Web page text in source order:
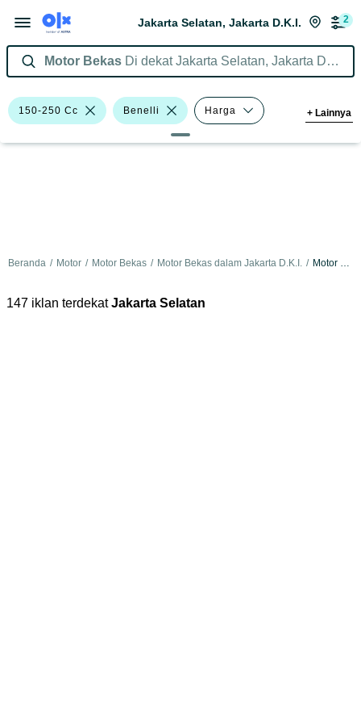
Jakarta Selatan, Jakarta D.K.I. 2
Motor Bekas Di dekat Jakarta Selatan, Jakarta D.K.I.
150-250 Cc Benelli Harga
Merek Dan Model Tahun
+ Lainnya
Beranda / Motor / Motor Bekas / Motor Bekas dalam Jakarta D.K.I. / Motor Bekas dalam Jakarta Selatan
147 iklan terdekat Jakarta Selatan